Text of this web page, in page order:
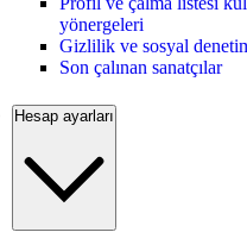
yönergeleri
Gizlilik ve sosyal
Son çalınan sanatçılar
Hesap ayarları